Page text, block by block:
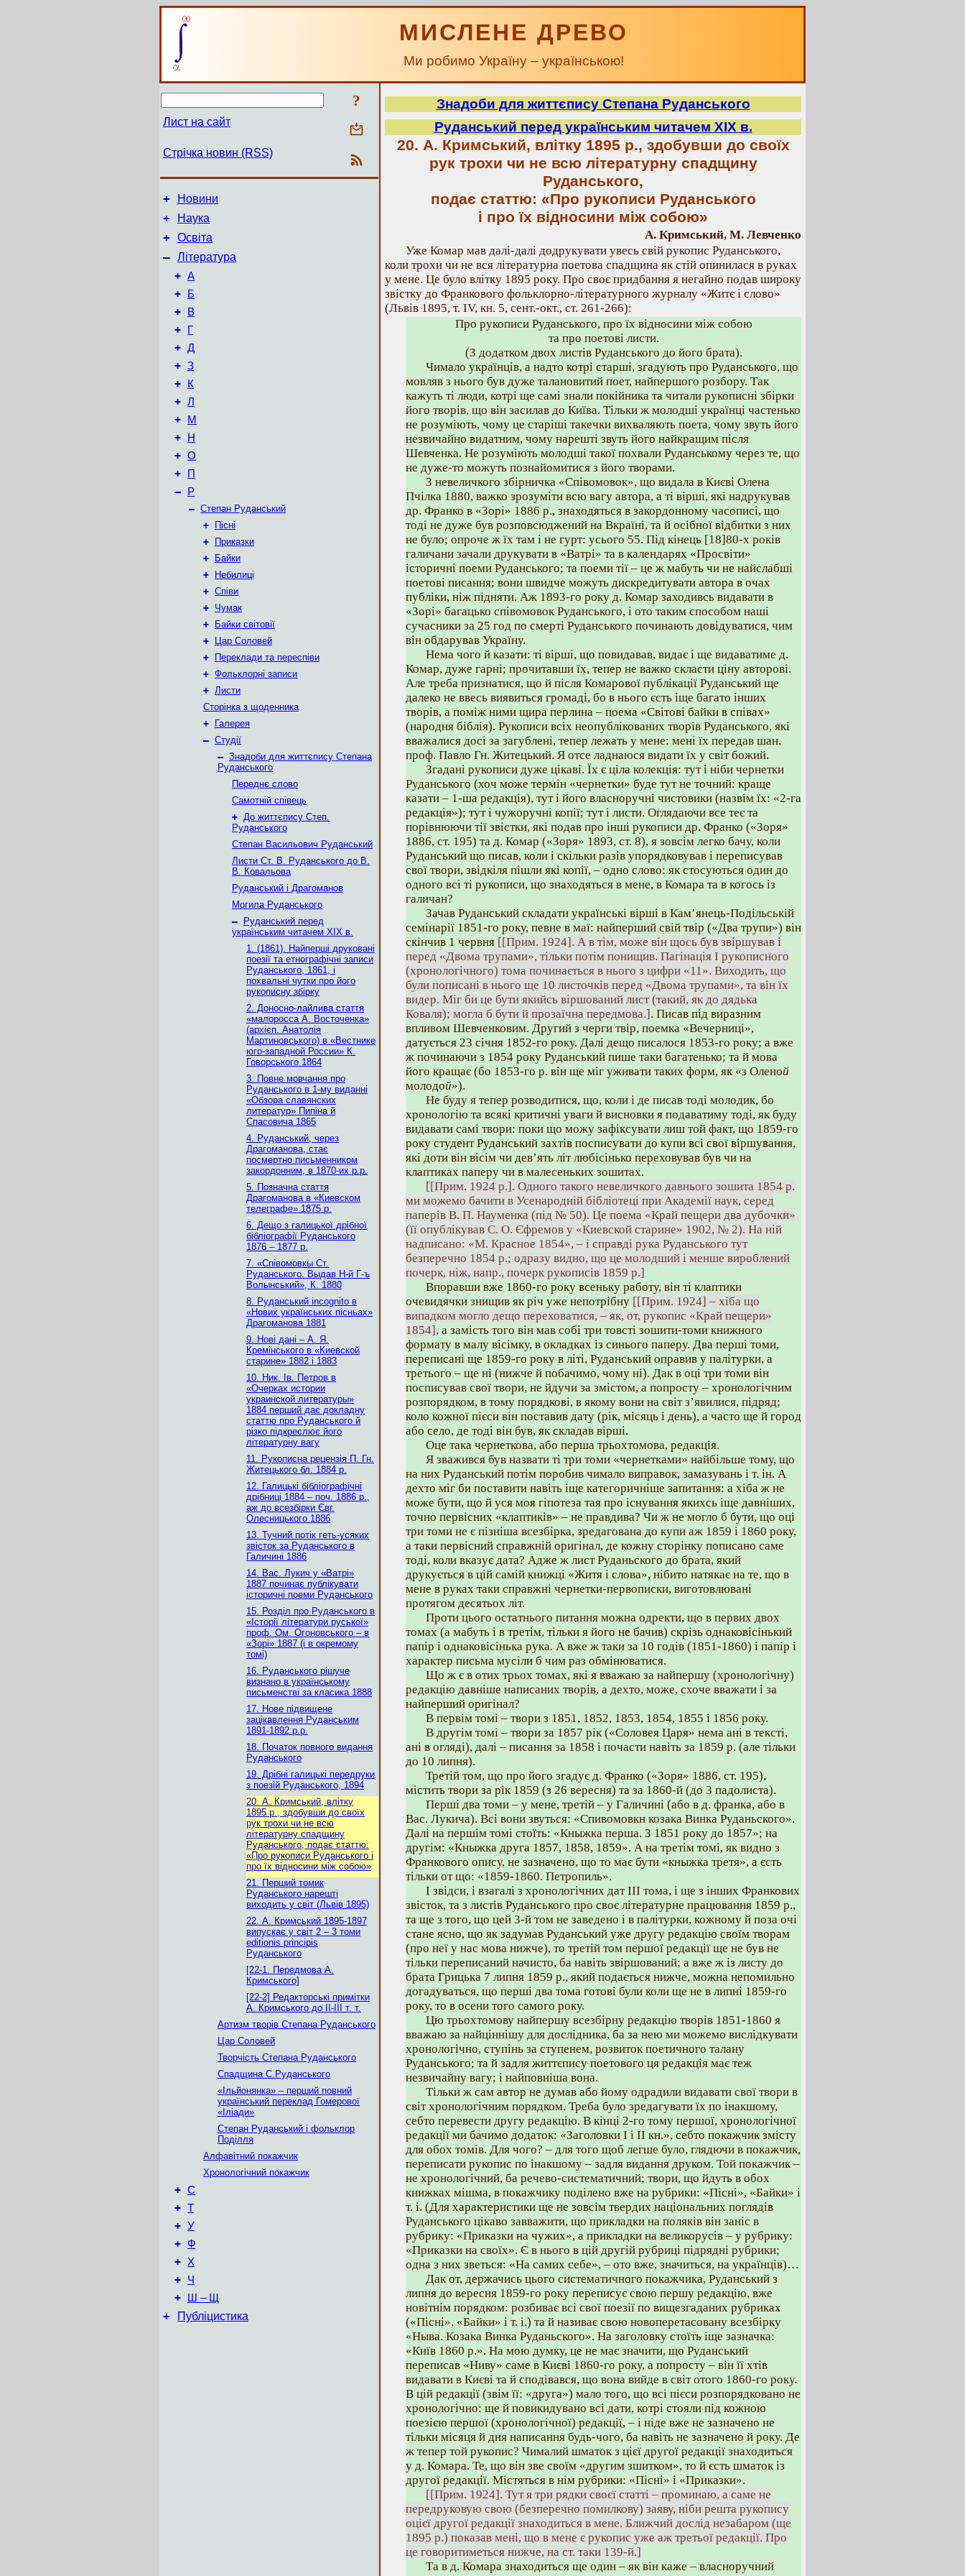
МИСЛЕНЕ ДРЕВО
Ми робимо Україну – українською!
?
Лист на сайт
Стрічка новин (RSS)
+ Новини
+ Наука
+ Освіта
– Література
+ А
+ Б
+ В
+ Г
+ Д
+ З
+ К
+ Л
+ М
+ Н
+ О
+ П
– Р
– Степан Руданський
+
Пісні
+
Приказки
+
Байки
+
Небилиці
+ Співи
+ Чумак
+
Байки світовії
+
Цар Соловей
+
Переклади та переспіви
+ Фольклорні записи
+ Листи
Сторінка з щоденника
+
Галерея
– Студії
– Знадоби для життєпису Степана
Руданського
Переднє слово
Самотній співець
+ До життєпису Степ.
Руданського
Степан Васильович Руданський
Листи Ст. В. Руданського до В.
В. Ковальова
Руданський і Драгоманов
Могила Руданського
–
Руданський перед
українським читачем XIX в.
1. (1861). Найперші друковані
поезії та етнографічні записи
Руданського, 1861, і
похвальні чутки про його
рукописну збірку
2. Доносно-лайлива стаття
«малоросса А. Восточенка»
(архієп. Анатолія
Мартиновського) в «Вестнике
юго-западной России» К.
Говорського 1864
3. Повне мовчання про
Руданського в 1-му виданні
«Обзора славянских
литератур» Пипіна й
Спасовича 1865
4. Руданський, через
Драгоманова, стає
посмертно письменником
закордонним, в 1870-их р.р.
5. Позначна стаття
Драгоманова в «Киевском
телеграфе» 1875 р.
6. Дещо з галицької дрібної
бібліографії Руданського
1876 – 1877 р.
7. «Співомовкы Ст.
Руданського. Выдав Н-й Г-ъ
Волынський», К. 1880
8. Руданський incognito в
«Нових українських пісньах»
Драгоманова 1881
9. Нові дані – А. Я.
Кремінського в «Киевской
старине» 1882 і 1883
10. Ник. Ів. Петров в
«Очерках истории
украинской литературы»
1884 перший дає докладну
статтю про Руданського й
різко підкреслює його
літературну вагу
11. Рукописна рецензія П. Гн.
Житецького бл. 1884 р.
12. Галицькі бібліографічні
дрібниці 1884 – поч. 1886 р.,
аж до всезбірки Євг.
Олесницького 1886
13. Тучний потік геть-усяких
звісток за Руданського в
Галичині 1886
14. Вас. Лукич у «Ватрі»
1887 починає публікувати
історичні поеми Руданського
15. Розділ про Руданського в
«Історії літератури руської»
проф. Ом. Огоновського – в
«Зорі» 1887 (і в окремому
томі)
16. Руданського рішуче
визнано в українському
письменстві за класика 1888
17. Нове підвищене
зацікавлення Руданським
1891-1892 р.р.
18. Початок повного видання
Руданського
19. Дрібні галицькі передруки
з поезій Руданського, 1894
20. А. Кримський, влітку
1895 р., здобувши до своїх
рук трохи чи не всю
літературну спадщину
Руданського, подає статтю:
«Про рукописи Руданського і
про їх відносини між собою»
21. Перший томик
Руданського нарешті
виходить у світ (Львів 1895)
22. А. Кримський 1895-1897
випускає у світ 2 – 3 томи
editionis principis
Руданського
[22-1. Передмова А.
Кримського]
[22-2] Редакторські примітки
А. Кримського до II-III т. т.
Артизм творів Степана Руданського
Цар Соловей
Творчість Степана Руданського
Спадщина С.Руданського
«Ільйонянка» – перший повний
український переклад Гомерової
«Іліади»
Степан Руданський і фольклор
Поділля
Алфавітний покажчик
Хронологічний покажчик
+ С
+ Т
+ У
+ Ф
+ Х
+ Ч
+ Ш – Щ
+ Публіцистика
Знадоби для життєпису Степана Руданського
Руданський перед українським читачем XIX в.
20. А. Кримський, влітку 1895 р., здобувши до своїх
рук трохи чи не всю літературну спадщину
Руданського,
подає статтю: «Про рукописи Руданського
і про їх відносини між собою»
А. Кримський, М. Левченко
Уже Комар мав далі-далі додрукувати увесь свій рукопис Руданського,
коли трохи чи не вся літературна поетова спадщина як стій опинилася в руках
у мене. Це було влітку 1895 року. Про своє придбання я негайно подав широку
звістку до Франкового фольклорно-літературного журналу «Житє і слово»
(Львів 1895, т. IV, кн. 5, сент.-окт., ст. 261-266):
Про рукописи Руданського, про їх відносини між собою
та про поетові листи.
(З додатком двох листів Руданського до його брата).
Чимало українців, а надто котрі старші, згадують про Руданського, що
мовляв з нього був дуже талановитий поет, найпершого розбору. Так
кажуть ті люди, котрі ще самі знали покійника та читали рукописні збірки
його творів, що він засилав до Київа. Тільки ж молодші українці частенько
не розуміють, чому це старіші такечки вихваляють поета, чому звуть його
незвичайно видатним, чому нарешті звуть його найкращим після
Шевченка. Не розуміють молодші такої похвали Руданському через те, що
не дуже-то можуть познайомитися з його творами.
З невеличкого збірничка «Співомовок», що видала в Києві Олена
Пчілка 1880, важко зрозуміти всю вагу автора, а ті вірші, які надрукував
др. Франко в «Зорі» 1886 р., знаходяться в закордонному часописі, що
тоді не дуже був розповсюджений на Вкраїні, та й осібної відбитки з них
не було; опроче ж їх там і не гурт: усього 55. Під кінець [18]80-х років
галичани зачали друкувати в «Ватрі» та в календарях «Просвіти»
історичні поеми Руданського; та поеми тії – це ж мабуть чи не найслабші
поетові писання; вони швидче можуть дискредитувати автора в очах
публіки, ніж підняти. Аж 1893-го року д. Комар заходивсь видавати в
«Зорі» багацько співомовок Руданського, і ото таким способом наші
сучасники за 25 год по смерті Руданського починають довідуватися, чим
він обдарував Україну.
Нема чого й казати: ті вірші, що повидавав, видає і ще видаватиме д.
Комар, дуже гарні; прочитавши їх, тепер не важко скласти ціну авторові.
Але треба признатися, що й після Комарової публікації Руданський ще
далеко не ввесь виявиться громаді, бо в нього єсть іще багато інших
творів, а поміж ними щира перлина – поема «Світові байки в співах»
(народня біблія). Рукописи всіх неопублікованих творів Руданського, які
вважалися досі за загублені, тепер лежать у мене: мені їх передав шан.
проф. Павло Гн. Житецький. Я отсе ладнаюся видати їх у світ божий.
Згадані рукописи дуже цікаві. Їх є ціла колекція: тут і ніби чернетки
Руданського (хоч може термін «чернетки» буде тут не точний: краще
казати – 1-ша редакція), тут і його власноручні чистовики (назвім їх: «2-га
редакція»); тут і чужоручні копії; тут і листи. Оглядаючи все теє та
порівнюючи тії звістки, які подав про інші рукописи др. Франко («Зоря»
1886, ст. 195) та д. Комар («Зоря» 1893, ст. 8), я зовсім легко бачу, коли
Руданський що писав, коли і скільки разів упорядковував і переписував
свої твори, звідкіля пішли які копії, – одно слово: як стосуються один до
одного всі ті рукописи, що знаходяться в мене, в Комара та в когось із
галичан?
Зачав Руданський складати українські вірші в Кам’янець-Подільській
семінарії 1851-го року, певне в маї: найперший свій твір («Два трупи») він
скінчив 1 червня [[Прим. 1924]. А в тім, може він щось був звіршував і
перед «Двома трупами», тільки потім понищив. Пагінація І рукописного
(хронологічного) тома починається в нього з цифри «11». Виходить, що
були пописані в нього ще 10 листочків перед «Двома трупами», та він їх
видер. Міг би це бути якийсь віршований лист (такий, як до дядька
Коваля); могла б бути й прозаїчна передмова.]. Писав під виразним
впливом Шевченковим. Другий з черги твір, поемка «Вечерниці»,
датується 23 січня 1852-го року. Далі дещо писалося 1853-го року; а вже
ж починаючи з 1854 року Руданський пише таки багатенько; та й мова
його кращає (бо 1853-го р. він ще міг уживати таких форм, як «з Оленой
молодой»).
Не буду я тепер розводитися, що, коли і де писав тоді молодик, бо
хронологію та всякі критичні уваги й висновки я подаватиму тоді, як буду
видавати самі твори: поки що можу зафіксувати лиш той факт, що 1859-го
року студент Руданський захтів посписувати до купи всі свої віршування,
які доти він вісім чи дев’ять літ любісінько переховував був чи на
клаптиках паперу чи в малесеньких зошитах.
[[Прим. 1924 р.]. Одного такого невеличкого давнього зошита 1854 р.
ми можемо бачити в Усенародній бібліотеці при Академії наук, серед
паперів В. П. Науменка (під № 50). Це поема «Край пещери два дубочки»
(її опублікував С. О. Єфремов у «Киевской старине» 1902, № 2). На ній
надписано: «М. Красное 1854», – і справді рука Руданського тут
безперечно 1854 p.; одразу видно, що це молодший і менше вироблений
почерк, ніж, напр., почерк рукописів 1859 р.]
Впоравши вже 1860-го року всеньку работу, він ті клаптики
очевидячки знищив як річ уже непотрібну [[Прим. 1924] – хіба що
випадком могло дещо переховатися, – як, от, рукопис «Край пещери»
1854], а замість того він мав собі три товсті зошити-томи книжного
формату в малу вісімку, в окладках із синього паперу. Два перші томи,
переписані ще 1859-го року в літі, Руданський оправив у палітурки, а
третього – ще ні (нижче й побачимо, чому ні). Дак в оці три томи він
посписував свої твори, не йдучи за змістом, а попросту – хронологічним
розпорядком, в тому порядкові, в якому вони на світ з’явилися, підряд;
коло кожної пієси він поставив дату (рік, місяць і день), а часто ще й город
або село, де тоді він був, як складав вірші.
Оце така чернеткова, або перша трьохтомова, редакція.
Я зважився був назвати ті три томи «чернетками» найбільше тому, що
на них Руданський потім поробив чимало виправок, замазувань і т. ін. А
дехто міг би поставити навіть іще категоричніше запитання: а хіба ж не
може бути, що й уся моя гіпотеза тая про існування якихсь іще давніших,
точно первісних «клаптиків» – не правдива? Чи ж не могло б бути, що оці
три томи не є пізніша всезбірка, зредагована до купи аж 1859 і 1860 року,
а таки первісний справжній оригінал, де кожну сторінку пописано саме
тоді, коли вказує дата? Адже ж лист Руданьского до брата, який
друкується в цій самій книжці «Житя і слова», нібито натякає на те, що в
мене в руках таки справжні чернетки-первописки, виготовлювані
протягом десятьох літ.
Проти цього остатнього питання можна одректи, що в первих двох
томах (а мабуть і в третім, тільки я його не бачив) скрізь однаковісінький
папір і однаковісінька рука. А вже ж таки за 10 годів (1851-1860) і папір і
характер письма мусіли б чим раз обмінюватися.
Що ж є в отих трьох томах, які я вважаю за найпершу (хронологічну)
редакцію давніше написаних творів, а дехто, може, схоче вважати і за
найперший оригінал?
В первім томі – твори з 1851, 1852, 1853, 1854, 1855 і 1856 року.
В другім томі – твори за 1857 рік («Соловея Царя» нема ані в тексті,
ані в огляді), далі – писання за 1858 і почасти навіть за 1859 р. (але тільки
до 10 липня).
Третій том, що про його згадує д. Франко («Зоря» 1886, ст. 195),
містить твори за рік 1859 (з 26 вересня) та за 1860-й (до 3 падолиста).
Перші два томи – у мене, третій – у Галичині (або в д. франка, або в
Вас. Лукича). Всі вони звуться: «Спивомовкн козака Винка Руданьского».
Далі на першім томі стоїть: «Кныжка перша. З 1851 року до 1857»; на
другім: «Кныжка друга 1857, 1858, 1859». А на третім томі, як видно з
Франкового опису, не зазначено, що то має бути «кныжка третя», а єсть
тільки от що: «1859-1860. Петропиль».
І звідси, і взагалі з хронологічних дат III тома, і ще з інших Франкових
звісток, та з листів Руданського про своє літературне працювання 1859 p.,
та ще з того, що цей 3-й том не заведено і в палітурки, кожному й поза очі
стане ясно, що як задумав Руданський уже другу редакцію своїм творам
(про неї у нас мова нижче), то третій том першої редакції ще не був не
тільки переписаний начисто, ба навіть звіршований; а вже ж із листу до
брата Грицька 7 липня 1859 p., який подається нижче, можна непомильно
догадуваться, що перші два тома готові були коли ще не в липні 1859-го
року, то в осени того самого року.
Цю трьохтомову найпершу всезбірну редакцію творів 1851-1860 я
вважаю за найціннішу для дослідника, ба за нею ми можемо вислідкувати
хронологічно, ступінь за ступенем, розвиток поетичного талану
Руданського; та й задля життєпису поетового ця редакція має теж
незвичайну вагу; і найповніша вона.
Тільки ж сам автор не думав або йому одрадили видавати свої твори в
світ хронологічним порядком. Треба було зредагувати їх по інакшому,
себто перевести другу редакцію. В кінці 2-го тому першої, хронологічної
редакції ми бачимо додаток: «Заголовки І і II кн.», себто покажчик змісту
для обох томів. Для чого? – для того щоб легше було, глядючи в покажчик,
переписати рукопис по інакшому – задля видання друком. Той покажчик –
не хронологічний, ба речево-систематичний; твори, що йдуть в обох
книжках мішма, в покажчику поділено вже на рубрики: «Пісні», «Байки» і
т. і. (Для характеристики ще не зовсім твердих національних поглядів
Руданського цікаво завважити, що прикладки на поляків він заніс в
рубрику: «Приказки на чужих», а прикладки на великорусів – у рубрику:
«Приказки на своїх». Є в нього в цій другій рубриці підрядні рубрики;
одна з них зветься: «На самих себе», – ото вже, значиться, на українців)…
Дак от, держачись цього систематичного покажчика, Руданський з
липня до вересня 1859-го року переписує свою першу редакцію, вже
новітнім порядком: розбиває всі свої поезії по вищезгаданих рубриках
(«Пісні», «Байки» і т. і.) та й називає свою новоперетасовану всезбірку
«Ныва. Козака Винка Руданьского». На заголовку стоїть іще зазначка:
«Київ 1860 p.». На мою думку, це не має значити, що Руданський
переписав «Ниву» саме в Києві 1860-го року, а попросту – він її хтів
видавати в Києві та й сподівався, що вона вийде в світ отого 1860-го року.
В цій редакції (звім її: «друга») мало того, що всі пієси розпорядковано не
хронологічно: ще й повикидувано всі дати, котрі стояли під кожною
поезією першої (хронологічної) редакції, – і ніде вже не зазначено не
тільки місяця й дня написання будь-чого, ба навіть не зазначено й року. Де
ж тепер той рукопис? Чималий шматок з цієї другої редакції знаходиться
у д. Комара. Те, що він зве своїм «другим зшитком», то й єсть шматок із
другої редакції. Містяться в нім рубрики: «Пісні» і «Приказки».
[[Прим. 1924]. Тут я три рядки своєї статті – проминаю, а саме не
передруковую свою (безперечно помилкову) заяву, ніби решта рукопису
оцієї другої редакції знаходиться в мене. Ближчий дослід незабаром (ще
1895 р.) показав мені, що в мене є рукопис уже аж третьої редакції. Про
це говоритиметься нижче, на ст. таки 139-й.]
Та в д. Комара знаходиться ще один – як він каже – власноручний